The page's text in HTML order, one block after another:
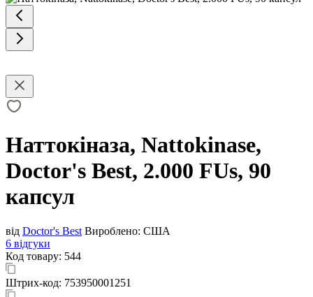
Наттокіназа, Nattokinase,
Doctor's Best, 2.000 FUs, 90
капсул
від Doctor's Best Вироблено: США
6 відгуки
Код товару: 544
Штрих-код: 753950001251